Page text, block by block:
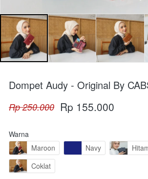
Dompet Audy - Original By
Rp 250.000 Rp 155.000
Warna
Maroon
Navy
Coklat